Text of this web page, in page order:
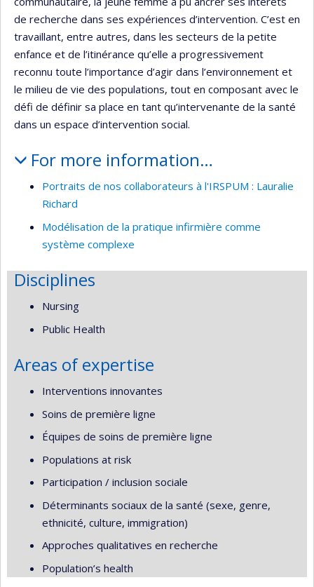
de recherche dans ses expériences d’intervention. C’est en
travaillant, entre autres, dans les secteurs de la petite
enfance et de l’itinérance qu’elle a progressivement
reconnu toute l’importance d’agir dans l’environnement et
le milieu de vie des populations, tout en composant avec le
défi de définir sa place en tant qu’intervenante de la santé
dans un espace d’intervention social.
For more information…
Portraits de nos collaborateurs à l'IRSPUM : Lauralie
Richard
Modélisation de la pratique infirmière comme
système complexe
Disciplines
Nursing
Public Health
Areas of expertise
Interventions innovantes
Soins de première ligne
Équipes de soins de première ligne
Populations at risk
Participation / inclusion sociale
Déterminants sociaux de la santé (sexe, genre,
ethnicité, culture, immigration)
Approches qualitatives en recherche
Population’s health